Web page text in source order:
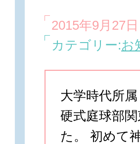
2015年9月27
カテゴリー:お
大学時代所
硬式庭球部
た。 初めて